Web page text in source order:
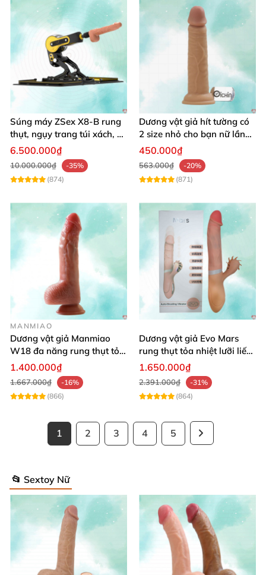
Súng máy ZSex X8-B rung
thụt, ngụy trang túi xách, 9
chế độ rung đa dạng
6.500.000₫
10.000.000₫
-35%
(874)
Dương vật giả hít tường có
2 size nhỏ cho bạn nữ lần
đầu sử dụng
450.000₫
563.000₫
-20%
(871)
MANMIAO
Dương vật giả Manmiao
W18 đa năng rung thụt tỏa
nhiệt remote hiện đại
1.400.000₫
1.667.000₫
-16%
(866)
Dương vật giả Evo Mars
rung thụt tỏa nhiệt lưỡi liếm
massage
1.650.000₫
2.391.000₫
-31%
(864)
1 2 3 4 5
📂 Sextoy Nữ